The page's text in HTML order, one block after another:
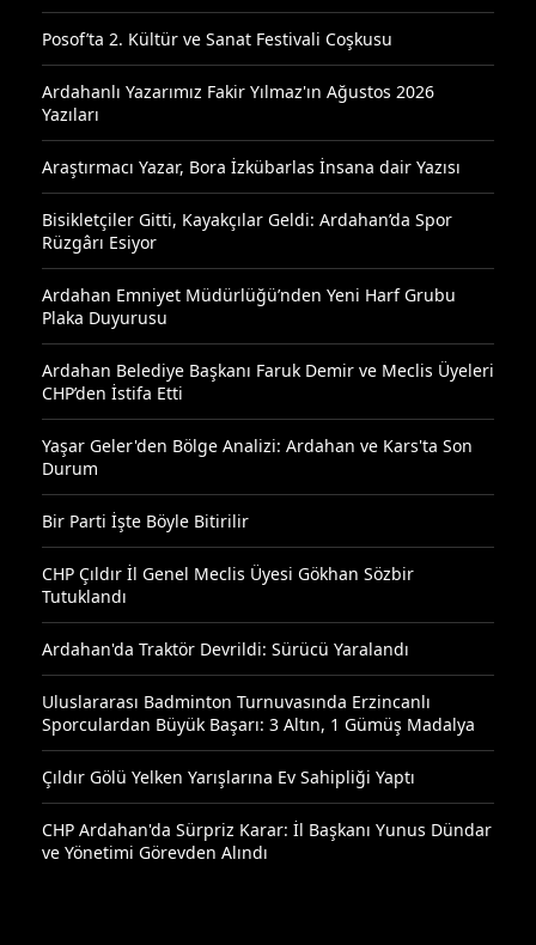
Posof’ta 2. Kültür ve Sanat Festivali Coşkusu
Ardahanlı Yazarımız Fakir Yılmaz'ın Ağustos 2026
Yazıları
Araştırmacı Yazar, Bora İzkübarlas İnsana dair Yazısı
Bisikletçiler Gitti, Kayakçılar Geldi: Ardahan’da Spor
Rüzgârı Esiyor
Ardahan Emniyet Müdürlüğü’nden Yeni Harf Grubu
Plaka Duyurusu
Ardahan Belediye Başkanı Faruk Demir ve Meclis Üyeleri
CHP’den İstifa Etti
Yaşar Geler'den Bölge Analizi: Ardahan ve Kars'ta Son
Durum
Bir Parti İşte Böyle Bitirilir
CHP Çıldır İl Genel Meclis Üyesi Gökhan Sözbir
Tutuklandı
Ardahan'da Traktör Devrildi: Sürücü Yaralandı
Uluslararası Badminton Turnuvasında Erzincanlı
Sporculardan Büyük Başarı: 3 Altın, 1 Gümüş Madalya
Çıldır Gölü Yelken Yarışlarına Ev Sahipliği Yaptı
CHP Ardahan'da Sürpriz Karar: İl Başkanı Yunus Dündar
ve Yönetimi Görevden Alındı